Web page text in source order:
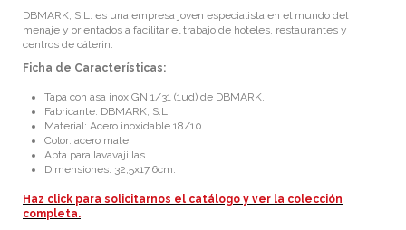
DBMARK, S.L. es una empresa joven especialista en el mundo del
menaje y orientados a facilitar el trabajo de hoteles, restaurantes y
centros de cáterin.
Ficha de Características:
Tapa con asa inox GN 1/31 (1ud) de DBMARK.
Fabricante: DBMARK, S.L.
Material: Acero inoxidable 18/10.
Color: acero mate.
Apta para lavavajillas.
Dimensiones: 32,5x17,6cm.
Haz click para solicitarnos el catálogo y ver la colección
completa.